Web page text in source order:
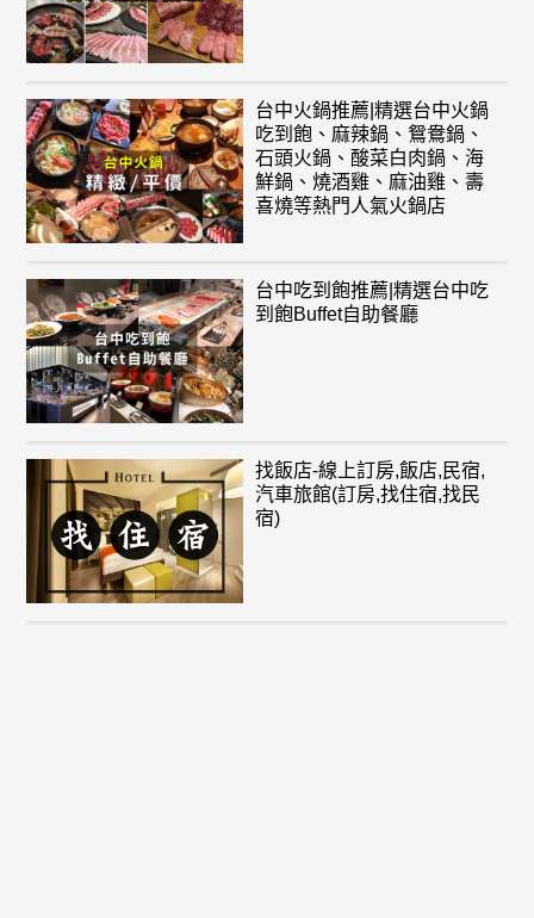
台中火鍋推薦|精選台中火鍋
吃到飽、麻辣鍋、鴛鴦鍋、
石頭火鍋、酸菜白肉鍋、海
鮮鍋、燒酒雞、麻油雞、壽
喜燒等熱門人氣火鍋店
台中吃到飽推薦|精選台中吃
到飽Buffet自助餐廳
找飯店-線上訂房,飯店,民宿,
汽車旅館(訂房,找住宿,找民
宿)